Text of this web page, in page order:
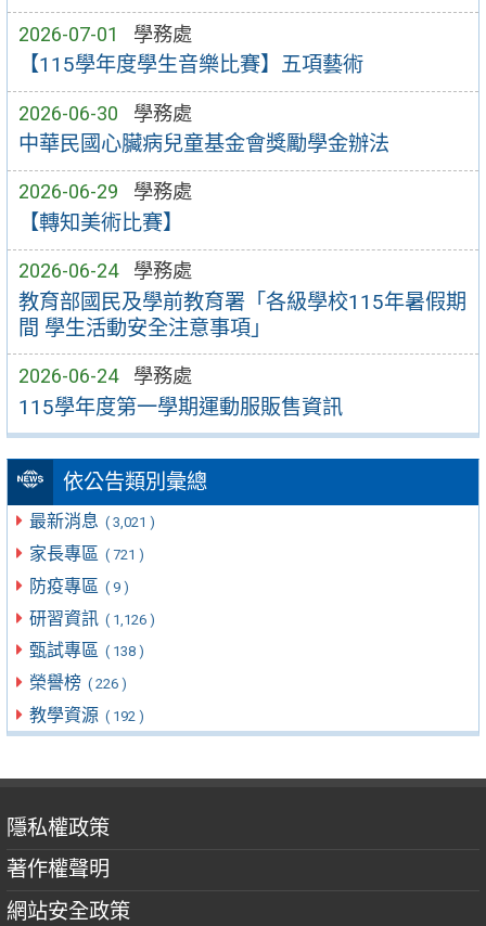
2026-07-01 學務處
【115學年度學生音樂比賽】五項藝術
2026-06-30 學務處
中華民國心臟病兒童基金會獎勵學金辦法
2026-06-29 學務處
【轉知美術比賽】
2026-06-24 學務處
教育部國民及學前教育署「各級學校115年暑假期
間 學生活動安全注意事項」
2026-06-24 學務處
115學年度第一學期運動服販售資訊
依公告類別彙總
最新消息 ( 3,021 )
家長專區 ( 721 )
防疫專區 ( 9 )
研習資訊 ( 1,126 )
甄試專區 ( 138 )
榮譽榜 ( 226 )
教學資源 ( 192 )
隱私權政策
著作權聲明
網站安全政策